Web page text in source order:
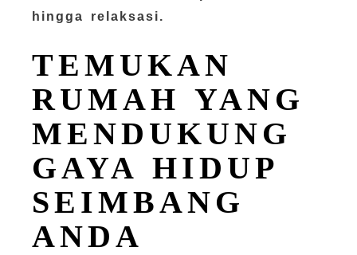
hingga relaksasi.
TEMUKAN
RUMAH YANG
MENDUKUNG
GAYA HIDUP
SEIMBANG
ANDA